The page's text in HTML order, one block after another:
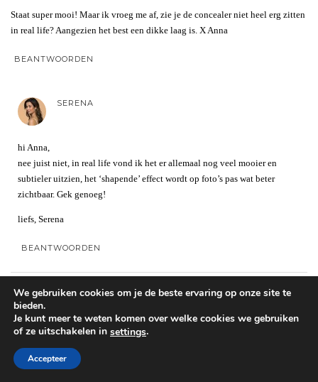
Staat super mooi! Maar ik vroeg me af, zie je de concealer niet heel erg zitten
in real life? Aangezien het best een dikke laag is. X Anna
BEANTWOORDEN
SERENA
hi Anna,
nee juist niet, in real life vond ik het er allemaal nog veel mooier en
subtieler uitzien, het ‘shapende’ effect wordt op foto’s pas wat beter
zichtbaar. Gek genoeg!
liefs, Serena
BEANTWOORDEN
Geef een reactie
Je e-mailadres wordt niet gepubliceerd.
Vereiste velden zijn gemarkeerd
Reactie*
We gebruiken cookies om je de beste ervaring op onze site te
bieden.
Je kunt meer te weten komen over welke cookies we gebruiken
of ze uitschakelen in settings.
Accepteer